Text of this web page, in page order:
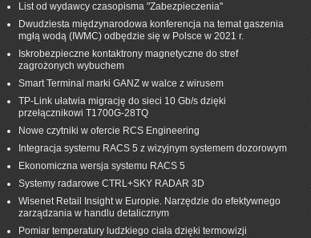
List od wydawcy czasopisma "Zabezpieczenia"
Dwudziesta międzynarodowa konferencja na temat gaszenia
mgłą wodą (IWMC) odbędzie się w Polsce w 2021 r.
Iskrobezpieczne kontaktrony magnetyczne do stref
zagrożonych wybuchem
Smart Terminal marki GANZ w walce z wirusem
TP-Link ułatwia migrację do sieci 10 Gb/s dzięki
przełącznikowi T1700G‑28TQ
Nowe czytniki w ofercie RCS Engineering
Integracja systemu RACS 5 z wizyjnym systemem dozorowym
Ekonomiczna wersja systemu RACS 5
Systemy radarowe CTRL+SKY RADAR 3D
Wisenet Retail Insight w Europie. Narzędzie do efektywnego
zarządzania w handlu detalicznym
Pomiar temperatury ludzkiego ciała dzięki termowizji